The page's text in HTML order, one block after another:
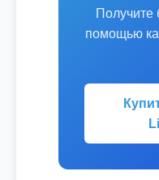
Получите
помощью